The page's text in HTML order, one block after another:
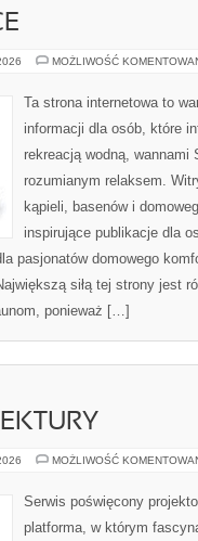
MOŻLIWOŚĆ
Ta strona internetowa to
informacji dla osób, które
rekreacją wodną, wannami
rozumianym relaksem.
kąpieli, basenów i
inspirujące publikacje dla
pasjonatów domowego
siłą tej strony jest
ponieważ […]
MOŻLIWOŚĆ
Serwis poświęcony
platforma, w którym